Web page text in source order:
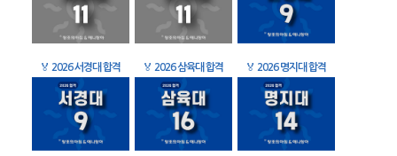
🏅 2026 서경대 합격 🏅 2026 삼육대 합격 🏅 2026 명지대 합격